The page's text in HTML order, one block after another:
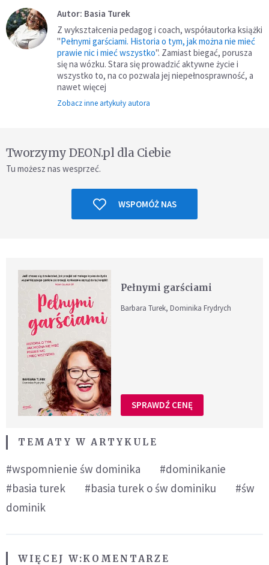
Autor: Basia Turek
Z wykształcenia pedagog i coach, współautorka książki
"Pełnymi garściami. Historia o tym, jak można nie mieć
prawie nic i mieć wszystko". Zamiast biegać, porusza
się na wózku. Stara się prowadzić aktywne życie i
wszystko to, na co pozwala jej niepełnosprawność, a
nawet więcej
Zobacz inne artykuły autora
Tworzymy DEON.pl dla Ciebie
Tu możesz nas wesprzeć.
WSPOMÓŻ NAS
Pełnymi garściami
Barbara Turek, Dominika Frydrych
SPRAWDŹ CENĘ
TEMATY W ARTYKULE
#wspomnienie św dominika
#dominikanie
#basia turek
#basia turek o św dominiku
#św
dominik
WIĘCEJ W:KOMENTARZE